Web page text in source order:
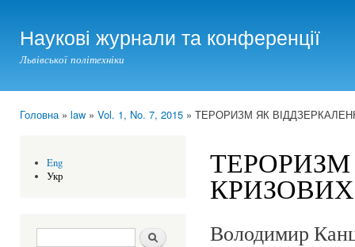
Наукові журнали та конференції
Львівської політехніки
Головна» law » Vol. 1, No. 7, 2015 » ТЕРОРИЗМ ЯК
Eng
Укр
Search form Шукати Володимир